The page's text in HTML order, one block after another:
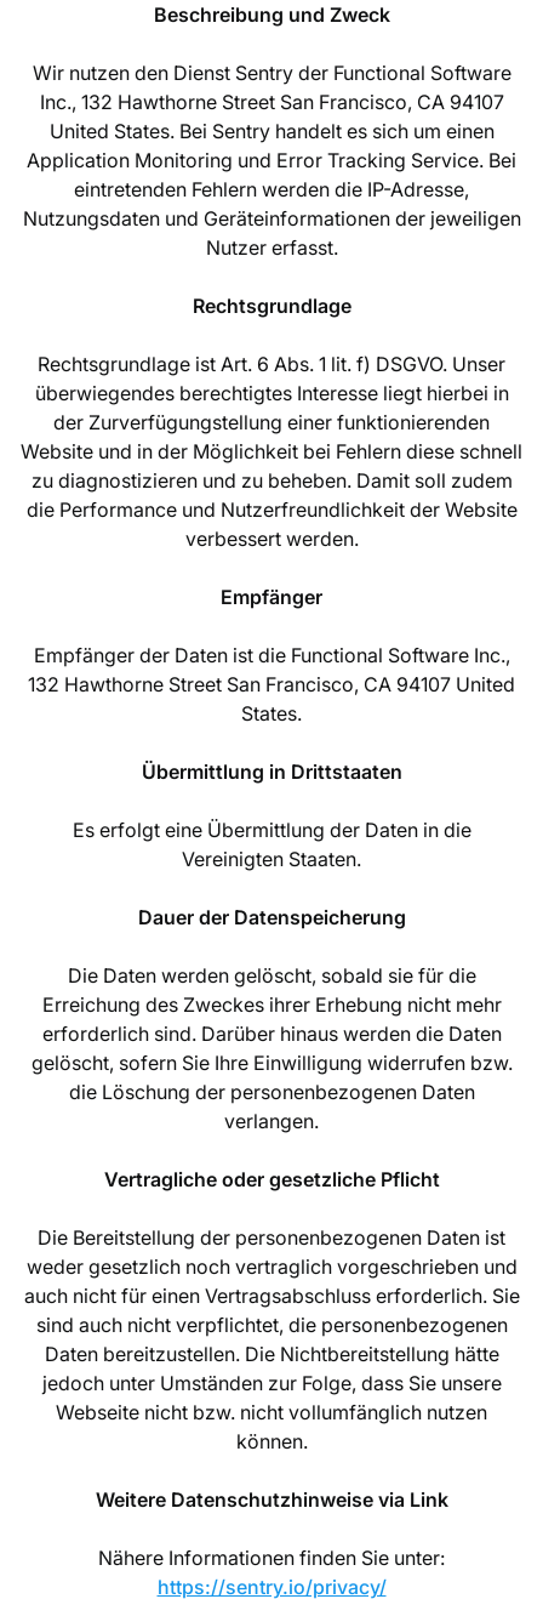
Beschreibung und Zweck
Wir nutzen den Dienst Sentry der Functional Software
Inc., 132 Hawthorne Street San Francisco, CA 94107
United States. Bei Sentry handelt es sich um einen
Application Monitoring und Error Tracking Service. Bei
eintretenden Fehlern werden die IP-Adresse,
Nutzungsdaten und Geräteinformationen der jeweiligen
Nutzer erfasst.
Rechtsgrundlage
Rechtsgrundlage ist Art. 6 Abs. 1 lit. f) DSGVO. Unser
überwiegendes berechtigtes Interesse liegt hierbei in
der Zurverfügungstellung einer funktionierenden
Website und in der Möglichkeit bei Fehlern diese schnell
zu diagnostizieren und zu beheben. Damit soll zudem
die Performance und Nutzerfreundlichkeit der Website
verbessert werden.
Empfänger
Empfänger der Daten ist die Functional Software Inc.,
132 Hawthorne Street San Francisco, CA 94107 United
States.
Übermittlung in Drittstaaten
Es erfolgt eine Übermittlung der Daten in die
Vereinigten Staaten.
Dauer der Datenspeicherung
Die Daten werden gelöscht, sobald sie für die
Erreichung des Zweckes ihrer Erhebung nicht mehr
erforderlich sind. Darüber hinaus werden die Daten
gelöscht, sofern Sie Ihre Einwilligung widerrufen bzw.
die Löschung der personenbezogenen Daten
verlangen.
Vertragliche oder gesetzliche Pflicht
Die Bereitstellung der personenbezogenen Daten ist
weder gesetzlich noch vertraglich vorgeschrieben und
auch nicht für einen Vertragsabschluss erforderlich. Sie
sind auch nicht verpflichtet, die personenbezogenen
Daten bereitzustellen. Die Nichtbereitstellung hätte
jedoch unter Umständen zur Folge, dass Sie unsere
Webseite nicht bzw. nicht vollumfänglich nutzen
können.
Weitere Datenschutzhinweise via Link
Nähere Informationen finden Sie unter:
https://sentry.io/privacy/